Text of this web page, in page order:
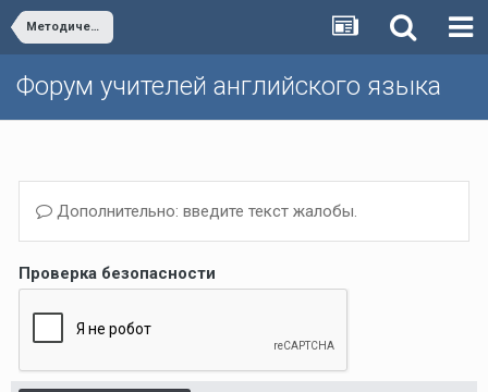
Методическая школа Р.П. Мильруда/Dr. Millrood's School of Methodology
Форум учителей английского языка
Дополнительно: введите текст жалобы.
Проверка безопасности